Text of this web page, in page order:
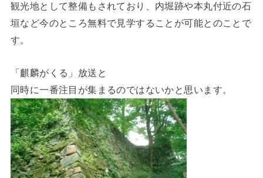
観光地として整備もされており、内堀跡や本丸付近の石
垣など今のところ無料で見学することが可能とのことで
す。
「麒麟がくる」放送と
同時に一番注目が集まるのではないかと思います。